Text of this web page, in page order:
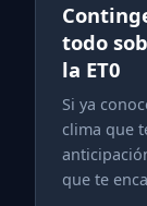
todo
la ET0
Si ya
clima que
que te